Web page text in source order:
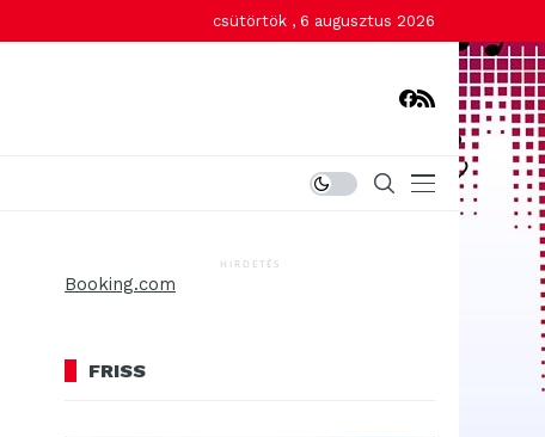
csütörtök , 6 augusztus 2026
HIRDETÉS
Booking.com
FRISS